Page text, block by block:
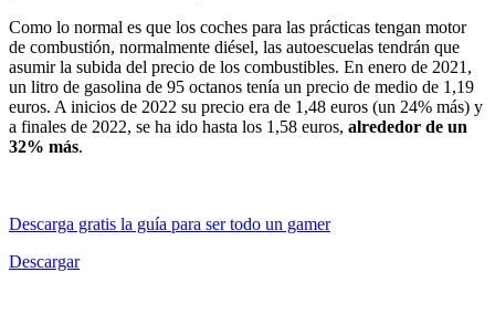
Como lo normal es que los coches para las prácticas tengan motor
de combustión, normalmente diésel, las autoescuelas tendrán que
asumir la subida del precio de los combustibles. En enero de 2021,
un litro de gasolina de 95 octanos tenía un precio de medio de 1,19
euros. A inicios de 2022 su precio era de 1,48 euros (un 24% más) y
a finales de 2022, se ha ido hasta los 1,58 euros, alrededor de un
32% más.
Descarga gratis la guía para ser todo un gamer
Descargar